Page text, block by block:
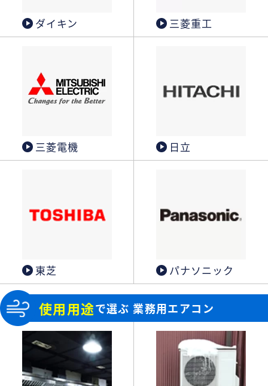
ダイキン 三菱重工
三菱電機 日立
東芝 パナソニック
使用用途で選ぶ 業務用エアコン